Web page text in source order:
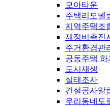
모아타운
주택리모델
지역주택조
재정비촉진
주거환경관
공동주택 하
도시재생
실태조사
건설공사알
우리동네도